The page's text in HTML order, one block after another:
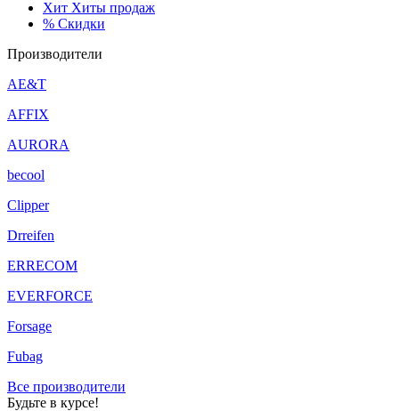
Хит Хиты продаж
% Скидки
Производители
AE&T
AFFIX
AURORA
becool
Clipper
Drreifen
ERRECOM
EVERFORCE
Forsage
Fubag
Все производители
Будьте в курсе!